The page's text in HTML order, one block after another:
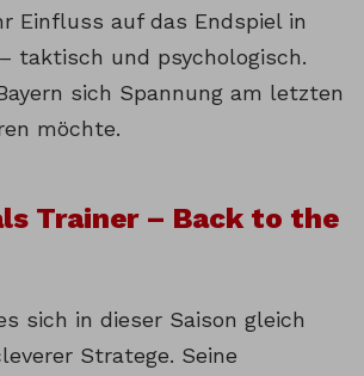
Einfluss auf das Endspiel in
taktisch und psychologisch.
sich Spannung am letzten
möchte.
Trainer – Back to the
sich in dieser Saison gleich
Stratege. Seine